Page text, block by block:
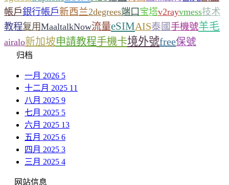
帳戶銀行帳戶新西兰2degrees端口 宝塔v2rayvmess技术
教程复用MaaltalkNow流量eSIMAIS泰國 手機號羊毛
airalo新加坡申請教程手機卡境外號free保號
归档
一月 2026 5
十二月 2025 11
八月 2025 9
七月 2025 5
六月 2025 13
五月 2025 6
四月 2025 3
三月 2025 4
网站信息